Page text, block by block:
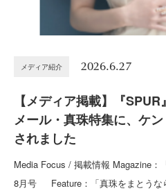
メディア紹介 2026.6.27
【メディア掲載】『
メール・真珠特集に、ケ
されました
Media Focus / 掲載情報 Magazine：
8月号 Feature：「真珠をまとう